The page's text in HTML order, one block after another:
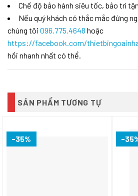
Chế độ bảo hành siêu tốc, bảo trì
Nếu quý khách có thắc mắc đừng
chúng tôi 096.775.4648 hoặc
https://facebook.com/
hồi nhanh nhất có thể.
SẢN PHẨM TƯƠNG TỰ
-35% -